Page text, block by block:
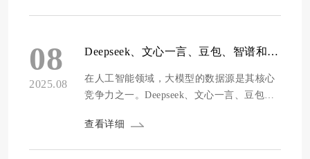
点。方维网站建设将为您详细解析长沙网站
制作公司的选择标准及高端企业官网的打造
方法。 ...
08
2025.08
Deepseek、文心一言、豆包、智谱和腾讯元宝他们的数据源主要是哪？
在人工智能领域，大模型的数据源是其核心
竞争力之一。Deepseek、文心一言、豆包、
各自的数据源构成各有特色。方维网络将深
查看详细